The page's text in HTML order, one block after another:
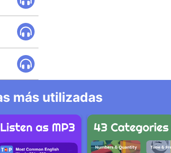
más utilizadas